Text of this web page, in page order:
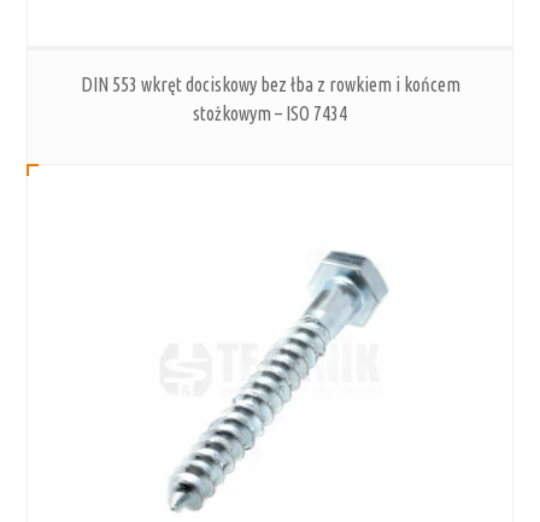
DIN 553 wkręt dociskowy bez łba z rowkiem i końcem
stożkowym – ISO 7434